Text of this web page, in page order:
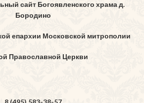
сайт Богоявленского храма д.
Бородино
епархии Московской митрополии
Православной Церкви